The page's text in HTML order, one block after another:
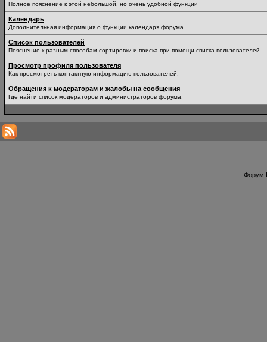
Полное пояснение к этой небольшой, но очень удобной функции
Календарь
Дополнительная информация о функции календаря форума.
Список пользователей
Пояснение к разным способам сортировки и поиска при помощи списка пользователей.
Просмотр профиля пользователя
Как просмотреть контактную информацию пользователей.
Обращения к модераторам и жалобы на сообщения
Где найти список модераторов и администраторов форума.
Форум